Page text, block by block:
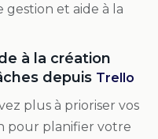
gestion et aide à la
à la création
depuis Trello
plus à prioriser vos
pour planifier votre